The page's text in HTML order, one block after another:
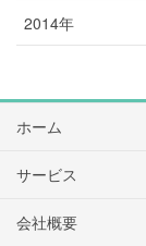
2014年
ホーム
サービス
会社概要